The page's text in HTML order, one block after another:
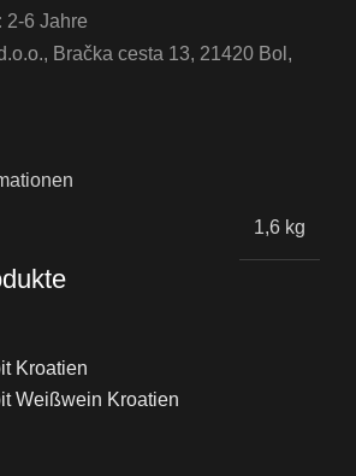
2-6 Jahre
Bračka cesta 13, 21420 Bol,
1,6 kg